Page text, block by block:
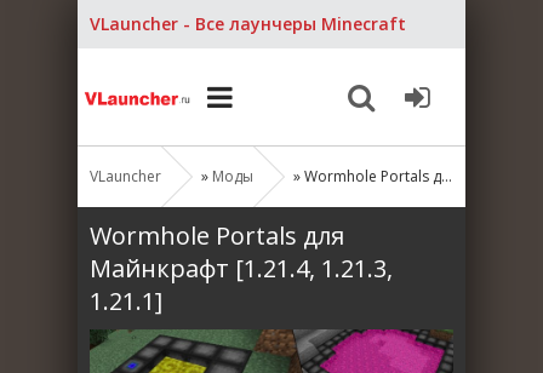
VLauncher - Все лаунчеры Minecraft
VLauncher » Моды » Wormhole Portals для Майнкрафт [1.21.4, 1.21.3, 1.21.1]
Wormhole Portals для
Майнкрафт [1.21.4, 1.21.3,
1.21.1]